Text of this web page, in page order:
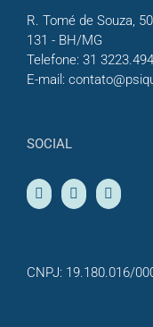
R. Tomé de Souza,
131 - BH/MG
Telefone: 31
E-mail:
SOCIAL
CNPJ: 19.180.016/